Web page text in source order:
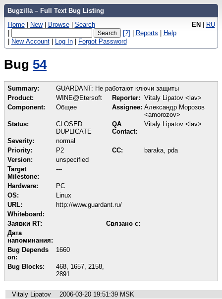
Bugzilla – Full Text Bug Listing
EN | RU
Home | New | Browse | Search
|
[?] | Reports | Help
| New Account | Log In | Forgot Password
Bug 54
Summary:
GUARDANT: Не работают ключи защиты
Product:
WINE@Etersoft Reporter: Vitaly Lipatov <lav>
Component:
Общее Assignee: Александр Морозов
<amorozov>
Status:
CLOSED
DUPLICATE
QA
Contact:
Vitaly Lipatov <lav>
Severity:
normal
Priority:
P2 CC:
baraka, pda
Version:
unspecified
Target
Milestone:
---
Hardware:
PC
OS:
Linux
URL:
http://www.guardant.ru/
Whiteboard:
Заявки RT:
Связано с:
Дата
напоминания:
Bug Depends
on:
1660
Bug Blocks: 468 1657 2158
2891
Vitaly Lipatov
2006-03-20 19:51:39 MSK